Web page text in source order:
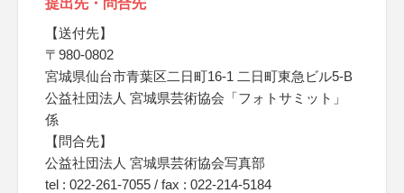
提出先・問合先
【送付先】
〒980-0802
宮城県仙台市青葉区二日町16-1 二日町東急ビル5-B
公益社団法人 宮城県芸術協会「フォトサミット」
係
【問合先】
公益社団法人 宮城県芸術協会写真部
tel : 022-261-7055 / fax : 022-214-5184